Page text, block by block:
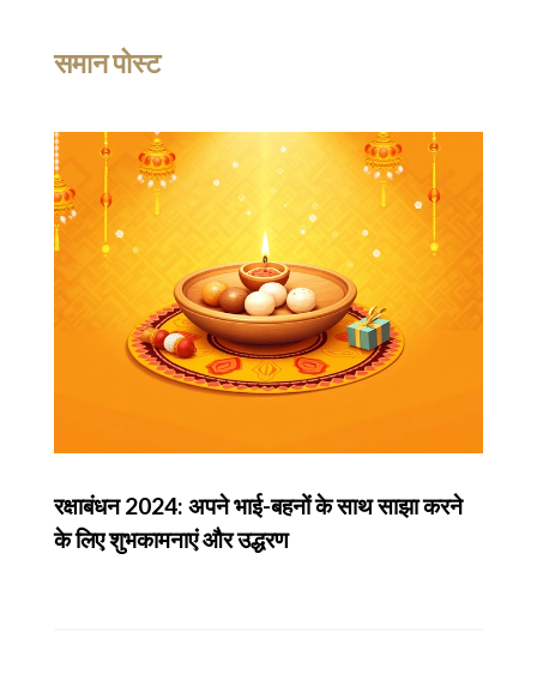
समान पोस्ट
रक्षाबंधन 2024: अपने भाई-बहनों के साथ साझा करने
के लिए शुभकामनाएं और उद्धरण